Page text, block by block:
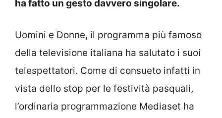
ha fatto un gesto davvero singolare.
Uomini e Donne, il programma più famoso
della televisione italiana ha salutato i suoi
telespettatori. Come di consueto infatti in
vista dello stop per le festività pasquali,
l’ordinaria programmazione Mediaset ha